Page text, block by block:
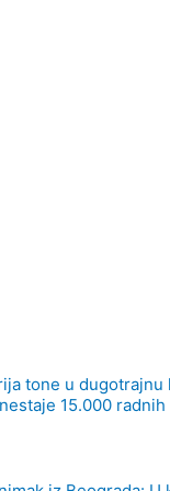
tone u dugotrajnu
15.000